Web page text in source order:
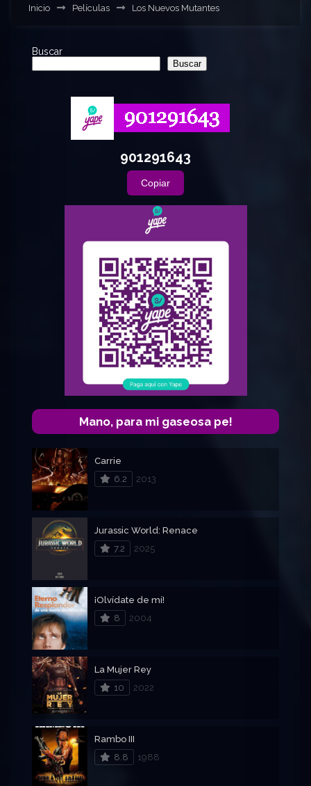
Inicio Películas Los Nuevos Mutantes
Buscar
Buscar
901291643
Copiar
Mano, para mi gaseosa pe!
Carrie
6.2
2013
Jurassic World: Renace
7.2
2025
¡Olvídate de mí!
8
2004
La Mujer Rey
10
2022
Rambo III
8.8
1988